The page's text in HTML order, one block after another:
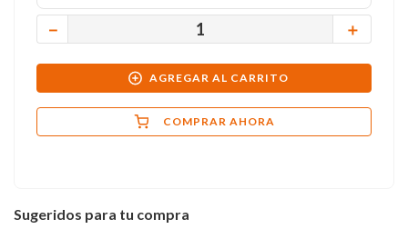
＋
－
AGREGAR AL CARRITO
COMPRAR AHORA
Sugeridos para tu compra